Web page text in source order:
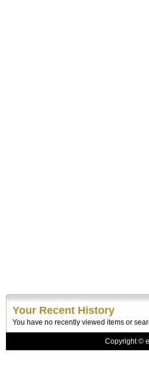
Your Recent History
You have no recently viewed items or
Copyright ©